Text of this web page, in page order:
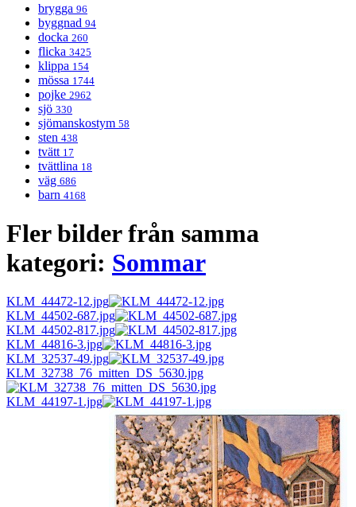
brygga 96
byggnad 94
docka 260
flicka 3425
klippa 154
mössa 1744
pojke 2962
sjö 330
sjömanskostym 58
sten 438
tvätt 17
tvättlina 18
väg 686
barn 4168
Fler bilder från samma
kategori: Sommar
KLM_44472-12.jpg
KLM_44502-687.jpg
KLM_44502-817.jpg
KLM_44816-3.jpg
KLM_32537-49.jpg
KLM_32738_76_mitten_DS_5630.jpg
KLM_44197-1.jpg